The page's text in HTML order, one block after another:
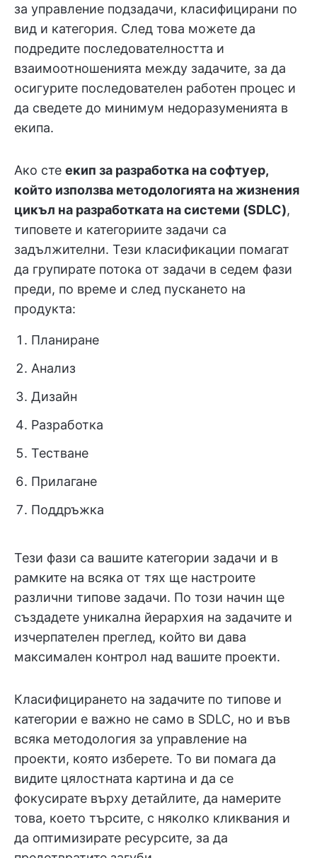
за управление подзадачи, класифицирани по
вид и категория. След това можете да
подредите последователността и
взаимоотношенията между задачите, за да
осигурите последователен работен процес и
да сведете до минимум недоразуменията в
екипа.
Ако сте екип за разработка на софтуер,
който използва методологията на жизнения
цикъл на разработката на системи (SDLC),
типовете и категориите задачи са
задължителни. Тези класификации помагат
да групирате потока от задачи в седем фази
преди, по време и след пускането на
продукта:
Планиране
Анализ
Дизайн
Разработка
Тестване
Прилагане
Поддръжка
Тези фази са вашите категории задачи и в
рамките на всяка от тях ще настроите
различни типове задачи. По този начин ще
създадете уникална йерархия на задачите и
изчерпателен преглед, който ви дава
максимален контрол над вашите проекти.
Класифицирането на задачите по типове и
категории е важно не само в SDLC, но и във
всяка методология за управление на
проекти, която изберете. То ви помага да
видите цялостната картина и да се
фокусирате върху детайлите, да намерите
това, което търсите, с няколко кликвания и
да оптимизирате ресурсите, за да